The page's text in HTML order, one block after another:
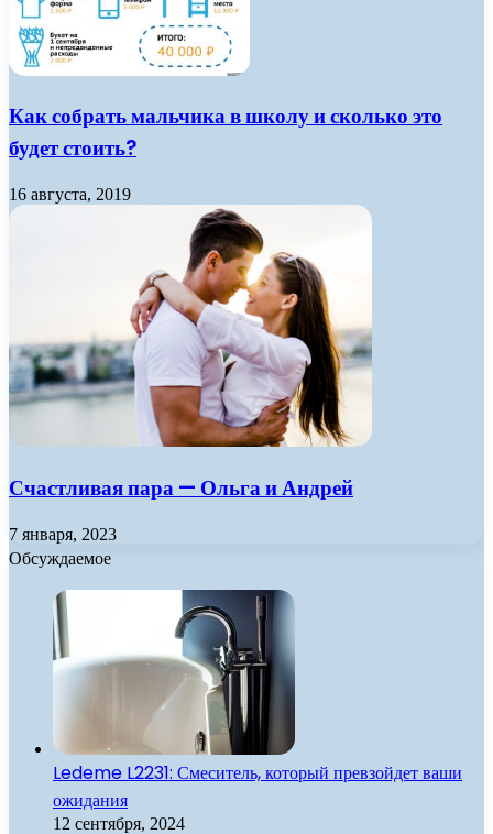
Как собрать мальчика в школу и сколько это
будет стоить?
16 августа, 2019
Счастливая пара — Ольга и Андрей
7 января, 2023
Обсуждаемое
Ledeme L2231: Смеситель, который превзойдет ваши
ожидания
12 сентября, 2024